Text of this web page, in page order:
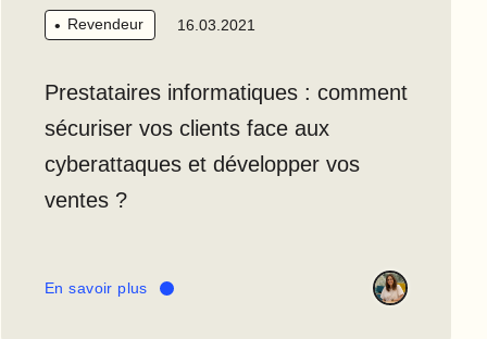
Revendeur 16.03.2021
Prestataires informatiques : comment
sécuriser vos clients face aux
cyberattaques et développer vos
ventes ?
En savoir plus